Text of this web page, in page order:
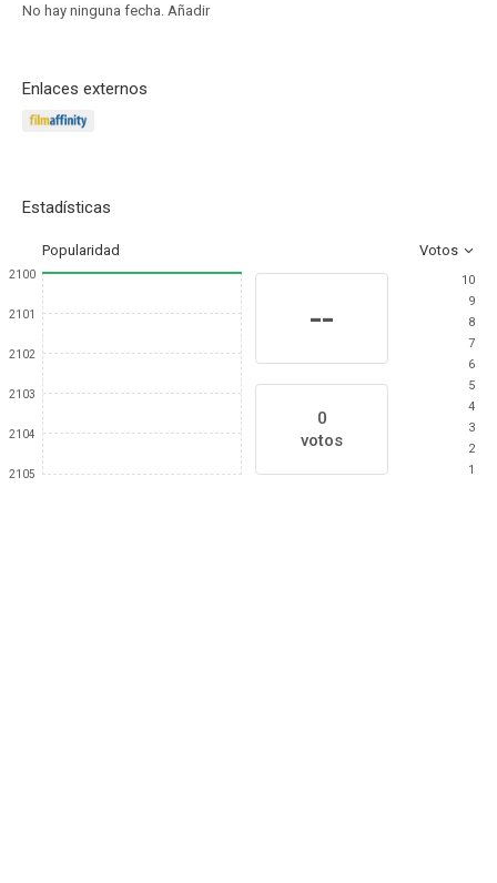
No hay ninguna fecha. Añadir
Enlaces externos
Estadísticas
Popularidad Votos
2100
2101
2102
2103
2104
2105
--
0
votos
10
9
8
7
6
5
4
3
2
1